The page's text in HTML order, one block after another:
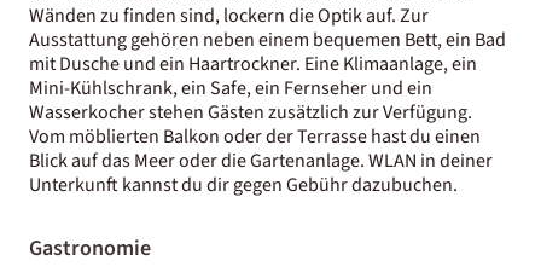
Wänden zu finden sind, lockern die Optik auf. Zur
Ausstattung gehören neben einem bequemen Bett, ein Bad
mit Dusche und ein Haartrockner. Eine Klimaanlage, ein
Mini-Kühlschrank, ein Safe, ein Fernseher und ein
Wasserkocher stehen Gästen zusätzlich zur Verfügung.
Vom möblierten Balkon oder der Terrasse hast du einen
Blick auf das Meer oder die Gartenanlage. WLAN in deiner
Unterkunft kannst du dir gegen Gebühr dazubuchen.
Gastronomie